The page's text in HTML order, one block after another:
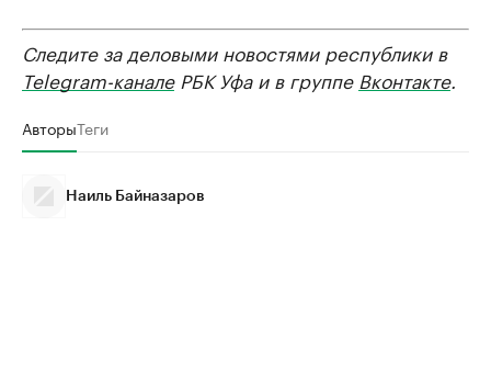
Следите за деловыми новостями республики в
Telegram-каналеРБК Уфа и в группе Вконтакте.
АвторыТеги
Наиль Байназаров